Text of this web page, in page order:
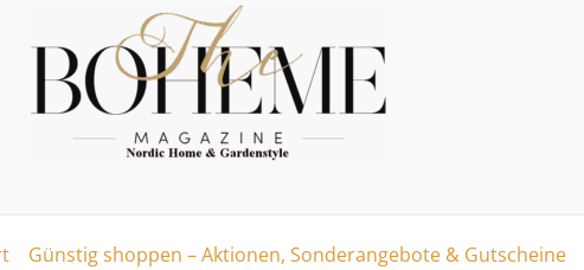
Günstig shoppen – Aktionen, Sonderangebote & Gutscheine